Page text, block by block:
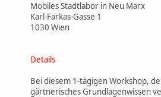
Mobiles Stadtlabor in Neu Marx
Karl-Farkas-Gasse 1
1030 Wien
Details
Bei diesem 1-tägigen Workshop,
gärtnerisches Grundlagenwissen